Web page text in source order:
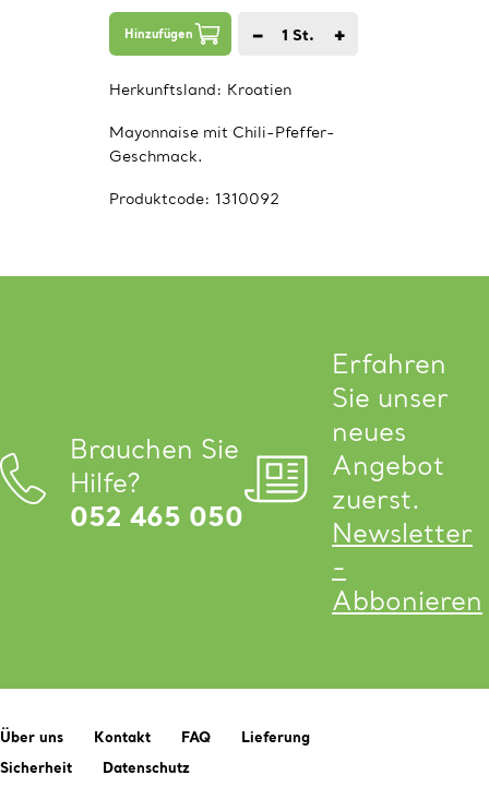
Hinzufügen − 1 St. +
Herkunftsland: Kroatien
Mayonnaise mit Chili-Pfeffer-
Geschmack.
Produktcode: 1310092
Brauchen Sie
Hilfe?
052 465 050
Erfahren
Sie unser
neues
Angebot
zuerst.
Newsletter
-
Abbonieren
Über uns Kontakt FAQ
Lieferung
Sicherheit
Datenschutz